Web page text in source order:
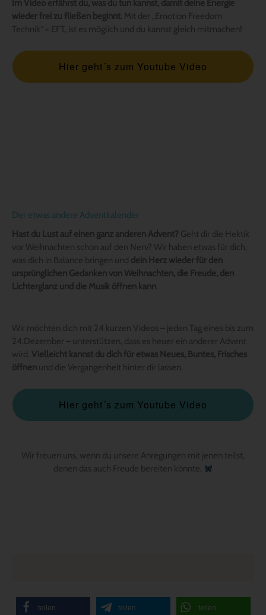
Im Video erfährst du, was du tun kannst, damit deine Energie
wieder frei zu fließen beginnt. Mit der „Emotion Freedom
Technik“ = EFT, ist es möglich und du kannst gleich mitmachen!
Hier geht´s zum Youtube Video
Der etwas andere Adventkalender
Hast du Lust auf einen ganz anderen Advent? Geht dir die Hektik
vor Weihnachten schon auf den Nerv? Wir haben etwas für dich,
was dich in Balance bringen und dein Herz wieder für den
ursprünglichen Gedanken von Weihnachten, die Freude, den
Lichterglanz und die Musik öffnen kann.
Wir möchten dich mit 24 kurzen Videos – jeden Tag eines bis zum
24.Dezember – unterstützen, dass es heuer ein anderer Advent
wird. Vielleicht kannst du dich für etwas Neues, Buntes, Frisches
öffnen und die Vergangenheit hinter dir lassen.
Hier geht´s zum Youtube Video
Wir freuen uns, wenn du unsere Anregungen mit jenen teilst,
denen das auch Freude bereiten könnte.
teilen teilen teilen